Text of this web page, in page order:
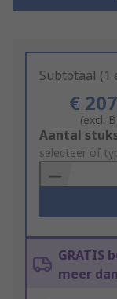
Subtotaal (1
€
(excl.
Add
to
Basket
Aantal
selecteer of
GRATIS
meer